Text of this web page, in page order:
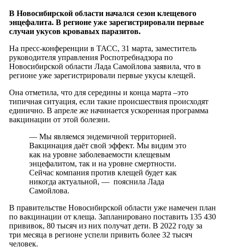
В Новосибирской области начался сезон клещевого
энцефалита. В регионе уже зарегистрировали первые
случаи укусов кровавых паразитов.
На пресс-конференции в ТАСС, 31 марта, заместитель
руководителя управления Роспотребнадзора по
Новосибирской области Лада Самойлова заявила, что в
регионе уже зарегистрировали первые укусы клещей.
Она отметила, что для середины и конца марта –это
типичная ситуация, если такие происшествия происходят
единично. В апреле же начинается ускоренная программа
вакцинации от этой болезни.
— Мы являемся эндемичной территорией.
Вакцинация даёт свой эффект. Мы видим это
как на уровне заболеваемости клещевым
энцефалитом, так и на уровне смертности.
Сейчас компания против клещей будет как
никогда актуальной, — пояснила Лада
Самойлова.
В правительстве Новосибирской области уже намечен план
по вакцинации от клеща. Запланировано поставить 135 430
прививок, 80 тысяч из них получат дети. В 2022 году за
три месяца в регионе успели привить более 32 тысяч
человек.